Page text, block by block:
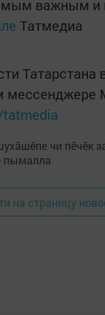
важным и
Татмедиа
Татарстана
мессенджере
на страницу